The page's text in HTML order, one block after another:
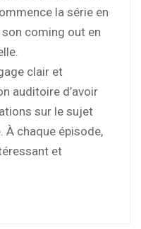
la série en
coming out en
clair et
auditoire d’avoir
sur le sujet
À chaque épisode,
et